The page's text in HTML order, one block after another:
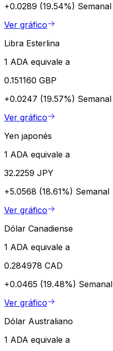
+0.0289 (19.54%) Semanal
Ver gráfico
Libra Esterlina
1 ADA equivale a
0.151160 GBP
+0.0247 (19.57%) Semanal
Ver gráfico
Yen japonés
1 ADA equivale a
32.2259 JPY
+5.0568 (18.61%) Semanal
Ver gráfico
Dólar Canadiense
1 ADA equivale a
0.284978 CAD
+0.0465 (19.48%) Semanal
Ver gráfico
Dólar Australiano
1 ADA equivale a